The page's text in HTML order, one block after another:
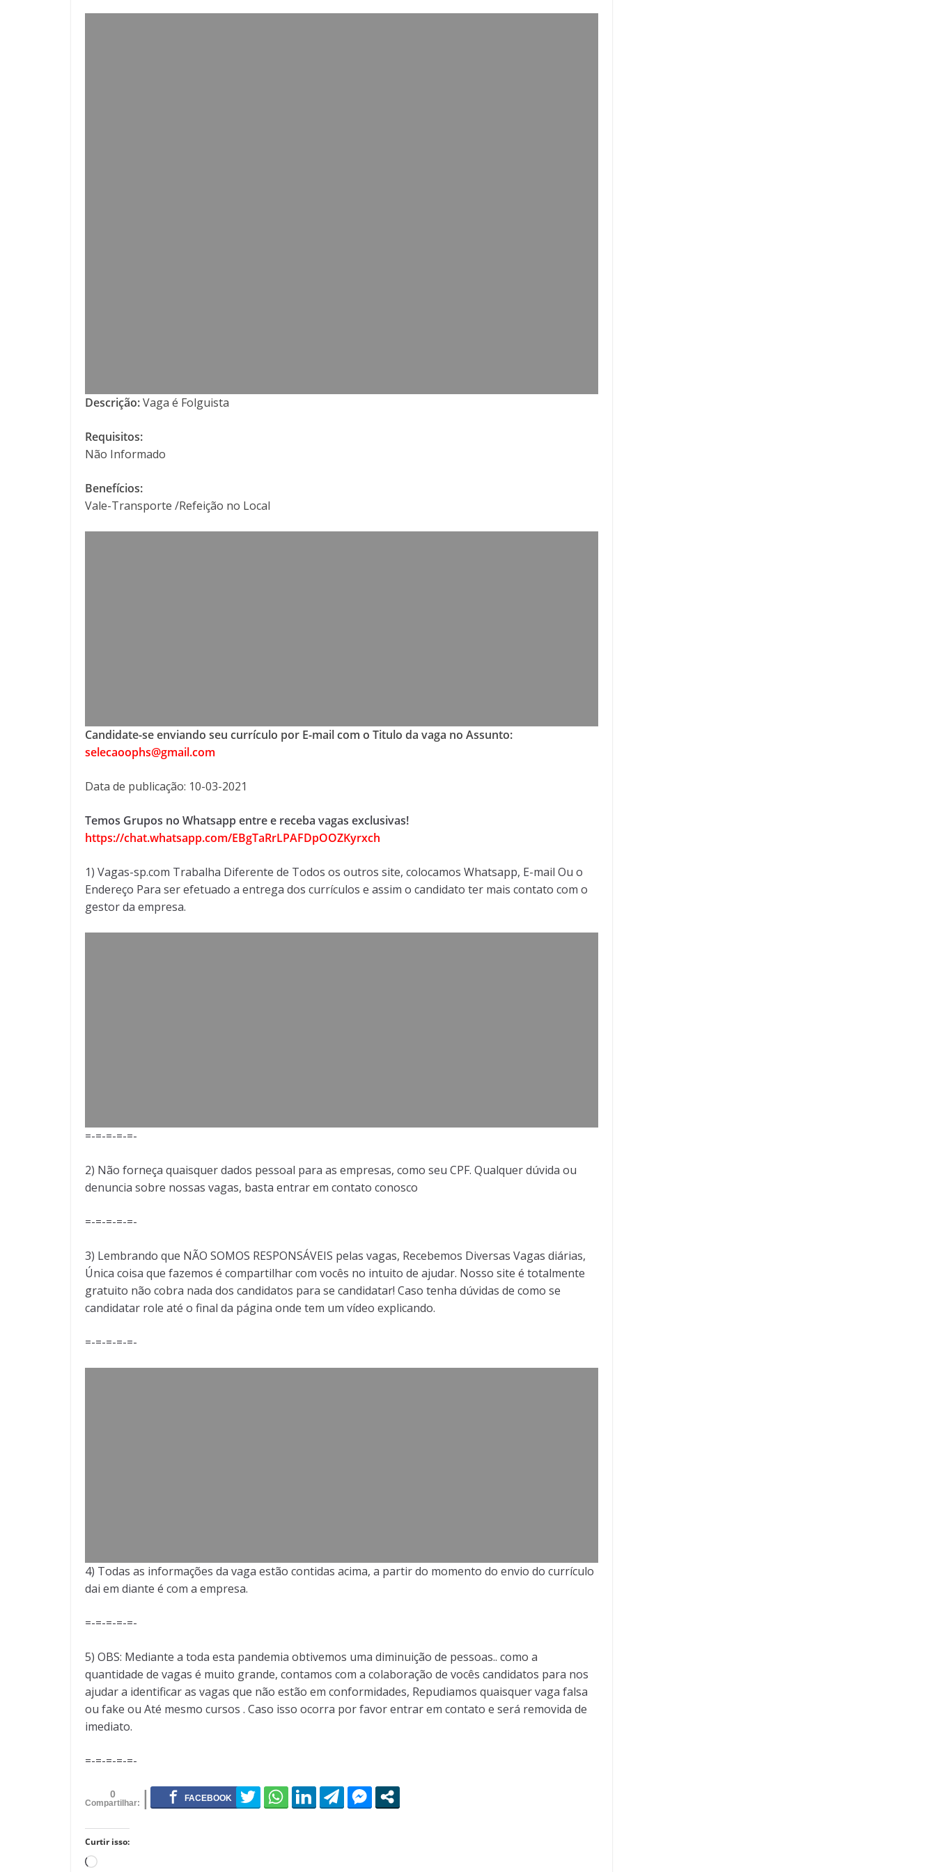
Descrição:Vaga é Folguista
Requisitos:
Não Informado
Benefícios:
Vale-Transporte /Refeição no Local
Candidate-se enviando seu currículo por E-mail com o Titulo da vaga no Assunto:
selecaoophs@gmail.com
Data de publicação: 10-03-2021
Temos Grupos no Whatsapp entre e receba vagas exclusivas!
https://chat.whatsapp.com/EBgTaRrLPAFDpOOZKyrxch
1) Vagas-sp.com Trabalha Diferente de Todos os outros site, colocamos Whatsapp, E-mail Ou o
Endereço Para ser efetuado a entrega dos currículos e assim o candidato ter mais contato com o
gestor da empresa.
=-=-=-=-=-
2) Não forneça quaisquer dados pessoal para as empresas, como seu CPF. Qualquer dúvida ou
denuncia sobre nossas vagas, basta entrar em contato conosco
=-=-=-=-=-
3) Lembrando que NÃO SOMOS RESPONSÁVEIS pelas vagas, Recebemos Diversas Vagas diárias,
Única coisa que fazemos é compartilhar com vocês no intuito de ajudar. Nosso site é totalmente
gratuito não cobra nada dos candidatos para se candidatar! Caso tenha dúvidas de como se
candidatar role até o final da página onde tem um vídeo explicando.
=-=-=-=-=-
4) Todas as informações da vaga estão contidas acima, a partir do momento do envio do currículo
dai em diante é com a empresa.
=-=-=-=-=-
5) OBS: Mediante a toda esta pandemia obtivemos uma diminuição de pessoas.. como a
quantidade de vagas é muito grande, contamos com a colaboração de vocês candidatos para nos
ajudar a identificar as vagas que não estão em conformidades, Repudiamos quaisquer vaga falsa
ou fake ou Até mesmo cursos . Caso isso ocorra por favor entrar em contato e será removida de
imediato.
=-=-=-=-=-
0
Curtir isso:
Carregando...